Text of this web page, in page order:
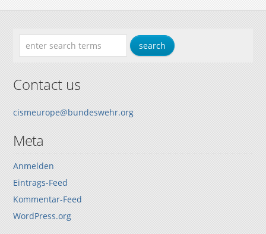
Contact us
cismeurope@bundeswehr.org
Meta
Anmelden
Eintrags-Feed
Kommentar-Feed
WordPress.org